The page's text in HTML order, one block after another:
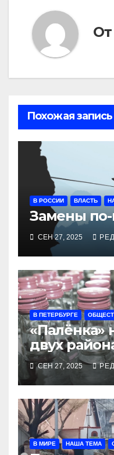
От
Похожая запись
В РОССИИ ВЛАСТЬ
Замены
СЕН 27, 2025
В ПЕТЕРБУРГЕ
«Палёнка»
двух
СЕН 27, 2025
В МИРЕ НАША ТЕМА